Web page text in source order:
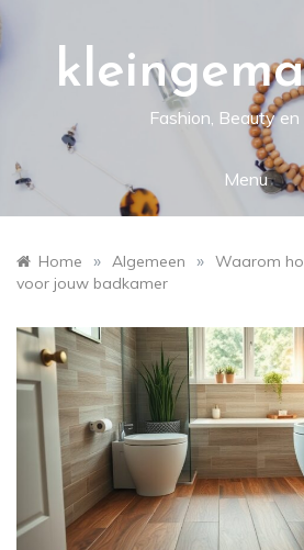
Fashion, Beauty en
Menu
Home » Algemeen » Waarom
voor jouw badkamer